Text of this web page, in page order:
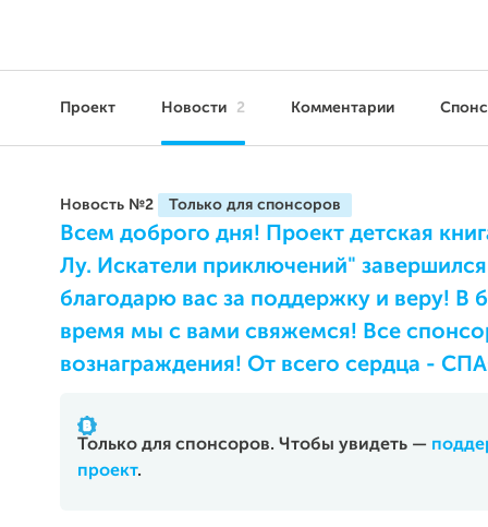
Проект Новости 2 Комментарии
Новость №2
Всем доброго дня! Проект детская
Лу. Искатели приключений"
благодарю вас за поддержку и веру! В
время мы с вами свяжемся! Все
вознаграждения! От всего сердца -
Только для спонсоров. Чтобы увидеть —
проект.